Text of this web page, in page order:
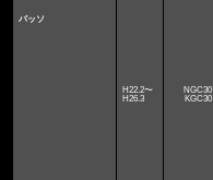
パッソ
H22.2〜
H26.3
NGC30
KGC30